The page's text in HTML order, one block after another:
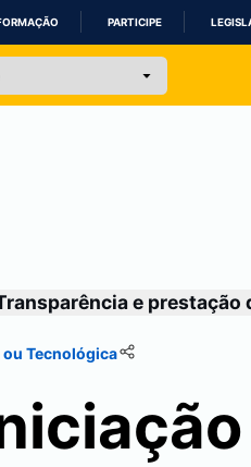
PARTICIPE
e prestação
Tecnológica